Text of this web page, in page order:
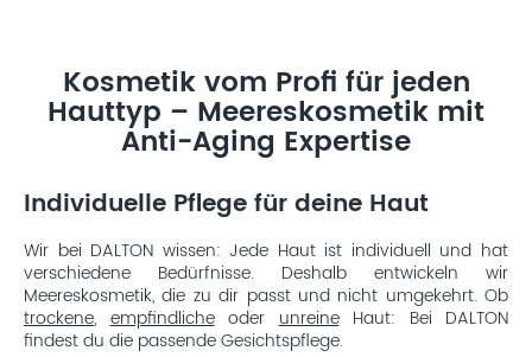
Kosmetik vom Profi für jeden
Hauttyp – Meereskosmetik mit
Anti-Aging Expertise
Individuelle Pflege für deine Haut
Wir bei DALTON wissen: Jede Haut ist individuell und hat
verschiedene Bedürfnisse. Deshalb entwickeln wir
Meereskosmetik, die zu dir passt und nicht umgekehrt. Ob
trockene,empfindlicheoderunreineHaut: Bei DALTON
findest du die passende Gesichtspflege.